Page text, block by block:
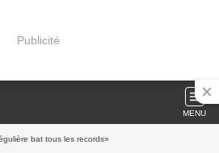
Publicité
MENU
bat tous les records»